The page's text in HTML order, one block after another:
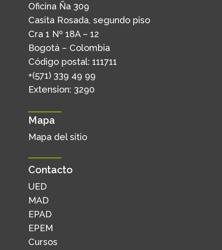
Oficina Ña 309
Casita Rosada, segundo piso
Cra 1 Nº 18A – 12
Bogotá – Colombia
Código postal: 111711
+(571) 339 49 99
Extension: 3290
Mapa
Mapa del sitio
Contacto
UED
MAD
EPAD
EPEM
Cursos